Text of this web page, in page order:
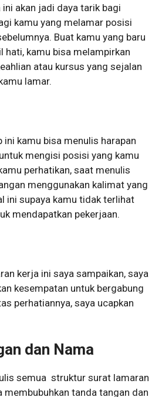
akan jadi daya tarik bagi
kamu yang melamar posisi
Buat kamu yang baru
hati, kamu bisa melampirkan
atau kursus yang sejalan
lamar.
ini kamu bisa menulis harapan
mengisi posisi yang kamu
perhatikan, saat menulis
menggunakan kalimat yang
ini supaya kamu tidak terlihat
mendapatkan pekerjaan.
kerja ini saya sampaikan, saya
kesempatan untuk bergabung
perhatiannya, saya ucapkan
dan Nama
semua struktur surat lamaran
membubuhkan tanda tangan dan